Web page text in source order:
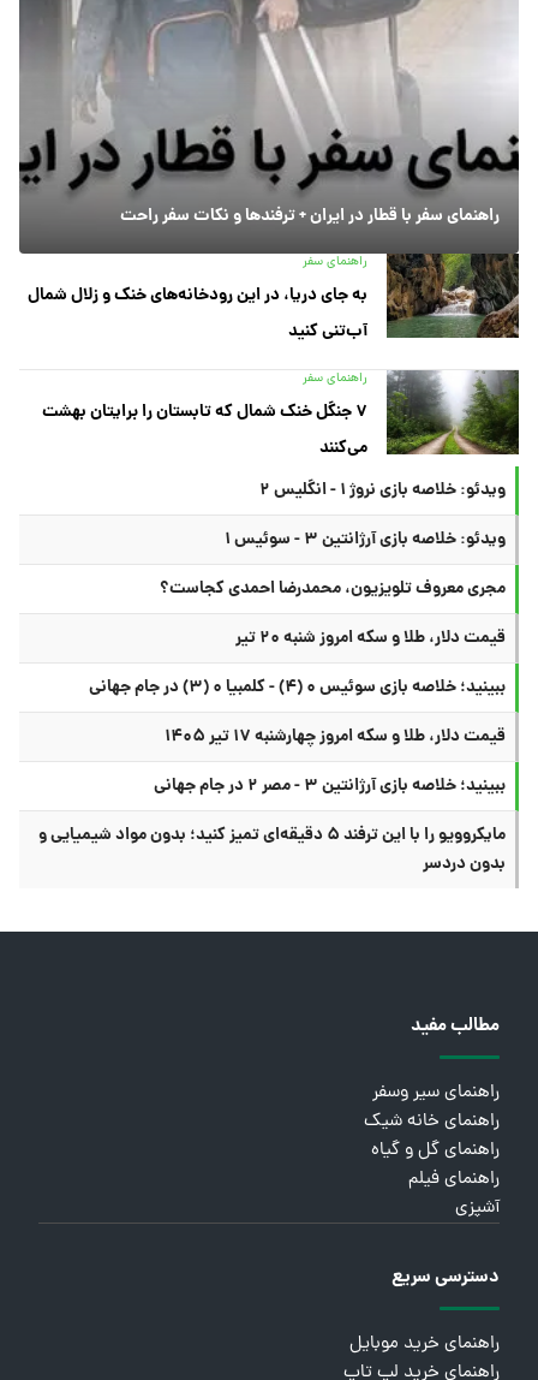
راهنمای سفر با قطار در ایران + ترفندها و نکات سفر راحت
راهنمای سفر
به جای دریا، در این رودخانه‌های خنک و زلال شمال
آب‌تنی کنید
راهنمای سفر
۷ جنگل خنک شمال که تابستان را برایتان بهشت
می‌کنند
ویدئو: خلاصه بازی نروژ ۱ - انگلیس ۲
ویدئو: خلاصه بازی آرژانتین ۳ - سوئیس ۱
مجری معروف تلویزیون، محمدرضا احمدی کجاست؟
قیمت دلار، طلا و سکه امروز شنبه ۲۰ تیر
ببینید؛ خلاصه بازی سوئیس ۰ (۴) - کلمبیا ۰ (۳) در جام جهانی
قیمت دلار، طلا و سکه امروز چهارشنبه ۱۷ تیر ۱۴۰۵
ببینید؛ خلاصه بازی آرژانتین ۳ - مصر ۲ در جام جهانی
مایکروویو را با این ترفند ۵ دقیقه‌ای تمیز کنید؛ بدون مواد شیمیایی و
بدون دردسر
مطالب مفید
راهنمای سیر وسفر
راهنمای خانه شیک
راهنمای گل و گیاه
راهنمای فیلم
آشپزی
دسترسی سریع
راهنمای خرید موبایل
راهنمای خرید لپ تاپ